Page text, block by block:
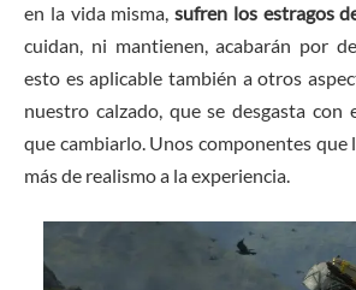
en la vida misma, sufren los estragos
cuidan, ni mantienen, acabarán por
esto es aplicable también a otros
nuestro calzado, que se desgasta con
que cambiarlo. Unos componentes que
más de realismo a la experiencia.